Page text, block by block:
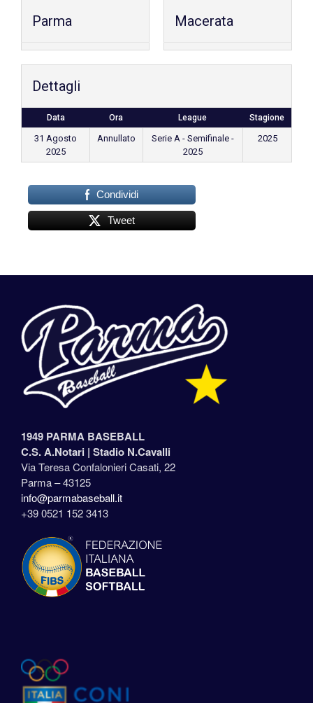
Parma Macerata
Dettagli
Data Ora League Stagione
31 Agosto
2025
Annullato
Serie A - Semifinale -
2025
2025
Condividi
Tweet
1949 PARMA BASEBALL
C.S. A.Notari | Stadio N.Cavalli
Via Teresa Confalonieri Casati, 22
Parma – 43125
info@parmabaseball.it
+39 0521 152 3413